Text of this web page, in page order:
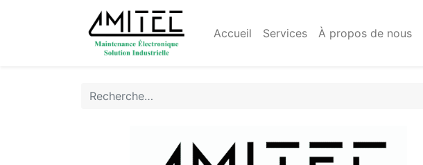
Accueil Services À propos de nous